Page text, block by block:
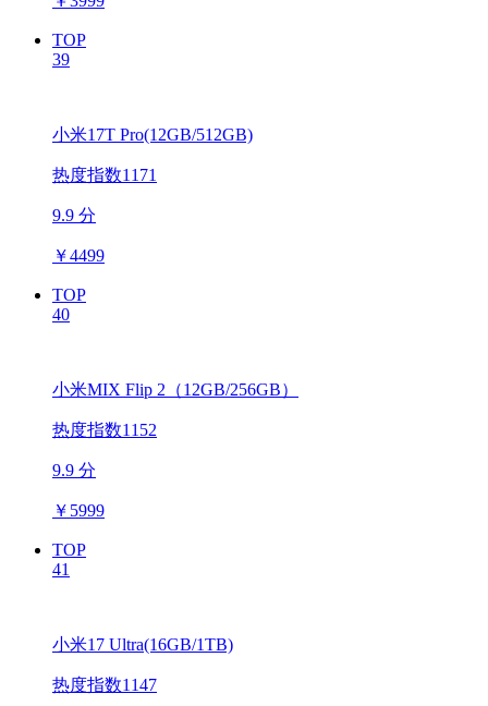
TOP
39
小米17T Pro(12GB/512GB)
热度指数1171
9.9 分
￥4499
TOP
40
小米MIX Flip 2（12GB/256GB）
热度指数1152
9.9 分
￥ 5999
TOP
41
小米17 Ultra(16GB/1TB)
热度指数1147